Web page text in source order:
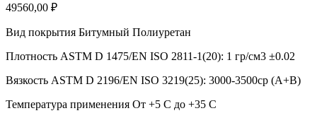
49560,00 ₽
Вид покрытия Битумный Полиуретан
Плотность ASTM D 1475/EN ISO 2811-1(20): 1 гр/см3 ±0.02
Вязкость ASTM D 2196/EN ISO 3219(25): 3000-3500cp (A+B)
Температура применения От +5 C до +35 C